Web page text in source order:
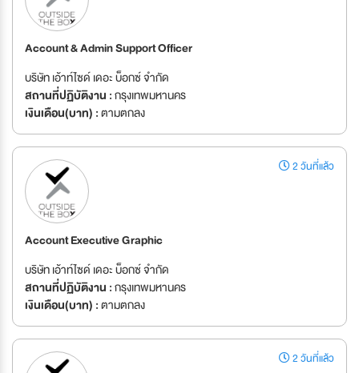
Account & Admin Support Officer
บริษัท เอ้าท์ไซด์ เดอะ บ็อกซ์ จำกัด
สถานที่ปฏิบัติงาน :กรุงเทพมหานคร
เงินเดือน(บาท) :ตามตกลง
2 วันที่แล้ว
Account Executive Graphic
บริษัท เอ้าท์ไซด์ เดอะ บ็อกซ์ จำกัด
สถานที่ปฏิบัติงาน :กรุงเทพมหานคร
เงินเดือน(บาท) :ตามตกลง
2 วันที่แล้ว